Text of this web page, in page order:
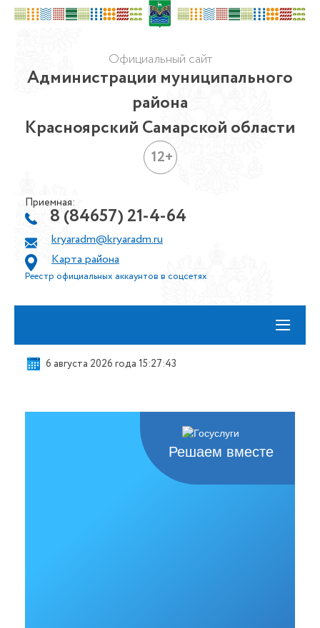
Официальный сайт
Администрации муниципального
района
Красноярский Самарской области
12+
Приемная:
8 (84657) 21-4-64
kryaradm@kryaradm.ru
Карта района
Реестр официальных аккаунтов в соцсетях
≡
6 августа 2026 года 15:27:44
Решаем вместе